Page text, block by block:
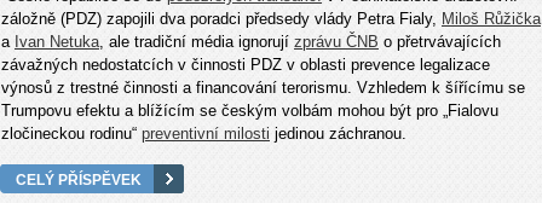
záložně (PDZ) zapojili dva poradci předsedy vlády Petra Fialy, Miloš Růžička
a Ivan Netuka, ale tradiční média ignorují zprávu ČNB o přetrvávajících
závažných nedostatcích v činnosti PDZ v oblasti prevence legalizace
výnosů z trestné činnosti a financování terorismu. Vzhledem k šířícímu se
Trumpovu efektu a blížícím se českým volbám mohou být pro „Fialovu
zločineckou rodinu“ preventivní milosti jedinou záchranou.
CELÝ PŘÍSPĚVEK